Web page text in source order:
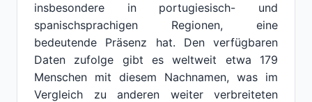
insbesondere in portugiesisch- und
spanischsprachigen Regionen, eine
bedeutende Präsenz hat. Den verfügbaren
Daten zufolge gibt es weltweit etwa 179
Menschen mit diesem Nachnamen, was im
Vergleich zu anderen weiter verbreiteten